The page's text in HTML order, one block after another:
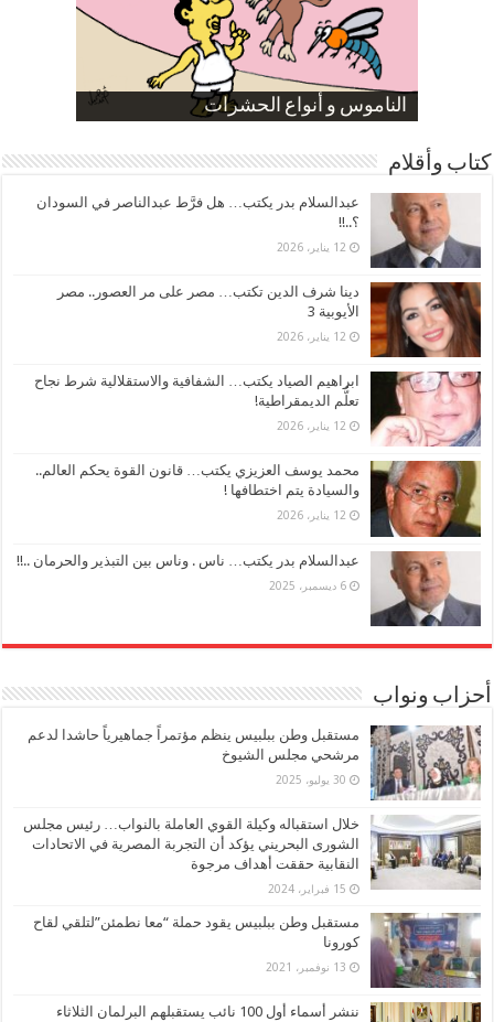
الناموس و أنواع الحشرات
الموظفين بعد ارتفاع الأسعار
ارتفاع نسبة الطلاق في مصر
صورة كاركاتيرية
صورة كاركاتيرية
كتاب وأقلام
عبدالسلام بدر يكتب… هل فرَّط عبدالناصر في السودان
؟..!!
12 يناير، 2026
دينا شرف الدين تكتب… مصر على مر العصور.. مصر
الأيوبية 3
12 يناير، 2026
ابراهيم الصياد يكتب… الشفافية والاستقلالية شرط نجاح
تعلُّم الديمقراطية!
12 يناير، 2026
محمد يوسف العزيزي يكتب… قانون القوة يحكم العالم..
والسيادة يتم اختطافها !
12 يناير، 2026
عبدالسلام بدر يكتب… ناس . وناس بين التبذير والحرمان ..!!
6 ديسمبر، 2025
أحزاب ونواب
مستقبل وطن ببلبيس ينظم مؤتمراً جماهيرياً حاشدا لدعم
مرشحي مجلس الشيوخ
30 يوليو، 2025
خلال استقباله وكيلة القوي العاملة بالنواب… رئيس مجلس
الشورى البحريني يؤكد أن التجربة المصرية في الاتحادات
النقابية حققت أهداف مرجوة
15 فبراير، 2024
مستقبل وطن ببلبيس يقود حملة “معا نطمئن”لتلقي لقاح
كورونا
13 نوفمبر، 2021
ننشر أسماء أول 100 نائب يستقبلهم البرلمان الثلاثاء